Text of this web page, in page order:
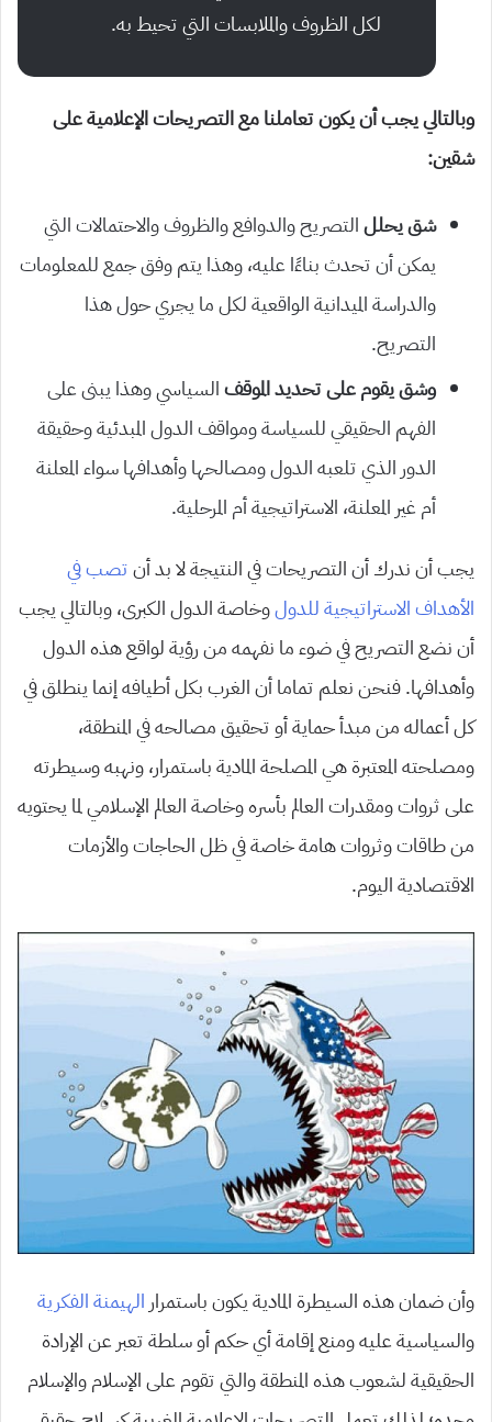
لكل الظروف والملابسات التي تحيط به.
وبالتالي يجب أن يكون تعاملنا مع التصريحات الإعلامية على
شقين:
شق يحللالتصريح والدوافع والظروف والاحتمالات التي
يمكن أن تحدث بناءًا عليه، وهذا يتم وفق جمع للمعلومات
والدراسة الميدانية الواقعية لكل ما يجري حول هذا
التصريح.
وشق يقوم على تحديد الموقفالسياسي وهذا يبنى على
الفهم الحقيقي للسياسة ومواقف الدول المبدئية وحقيقة
الدور الذي تلعبه الدول ومصالحها وأهدافها سواء المعلنة
أم غير المعلنة، الاستراتيجية أم المرحلية.
يجب أن ندرك أن التصريحات في النتيجة لا بد أنتصب في
الأهداف الاستراتيجية للدولوخاصة الدول الكبرى، وبالتالي يجب
أن نضع التصريح في ضوء ما نفهمه من رؤية لواقع هذه الدول
وأهدافها. فنحن نعلم تماما أن الغرب بكل أطيافه إنما ينطلق في
كل أعماله من مبدأ حماية أو تحقيق مصالحه في المنطقة،
ومصلحته المعتبرة هي المصلحة المادية باستمرار، ونهبه وسيطرته
على ثروات ومقدرات العالم بأسره وخاصة العالم الإسلامي لما يحتويه
من طاقات وثروات هامة خاصة في ظل الحاجات والأزمات
الاقتصادية اليوم.
وأن ضمان هذه السيطرة المادية يكون باستمرار الهيمنة الفكرية
والسياسية عليه ومنع إقامة أي حكم أو سلطة تعبر عن الإرادة
الحقيقية لشعوب هذه المنطقة والتي تقوم على الإسلام والإسلام